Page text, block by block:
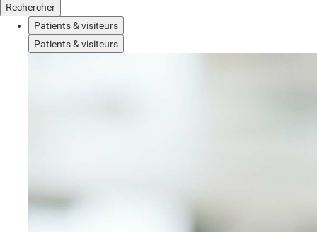
Rechercher
Patients & visiteurs
Patients & visiteurs